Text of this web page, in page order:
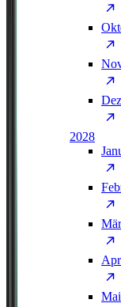
2028
Mai